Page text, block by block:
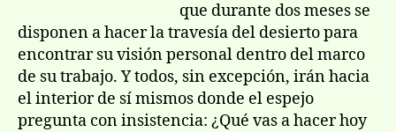
que durante dos meses se
disponen a hacer la travesía del desierto para
encontrar su visión personal dentro del marco
de su trabajo. Y todos, sin excepción, irán hacia
el interior de sí mismos donde el espejo
pregunta con insistencia: ¿Qué vas a hacer hoy